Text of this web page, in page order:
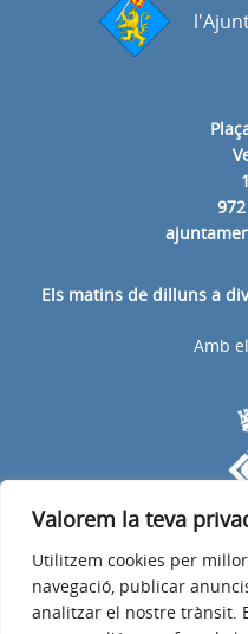
Valorem la teva
Utilitzem cookies per
navegació, publicar
analitzar el nostre trànsit.
Els matins de dilluns a
Amb